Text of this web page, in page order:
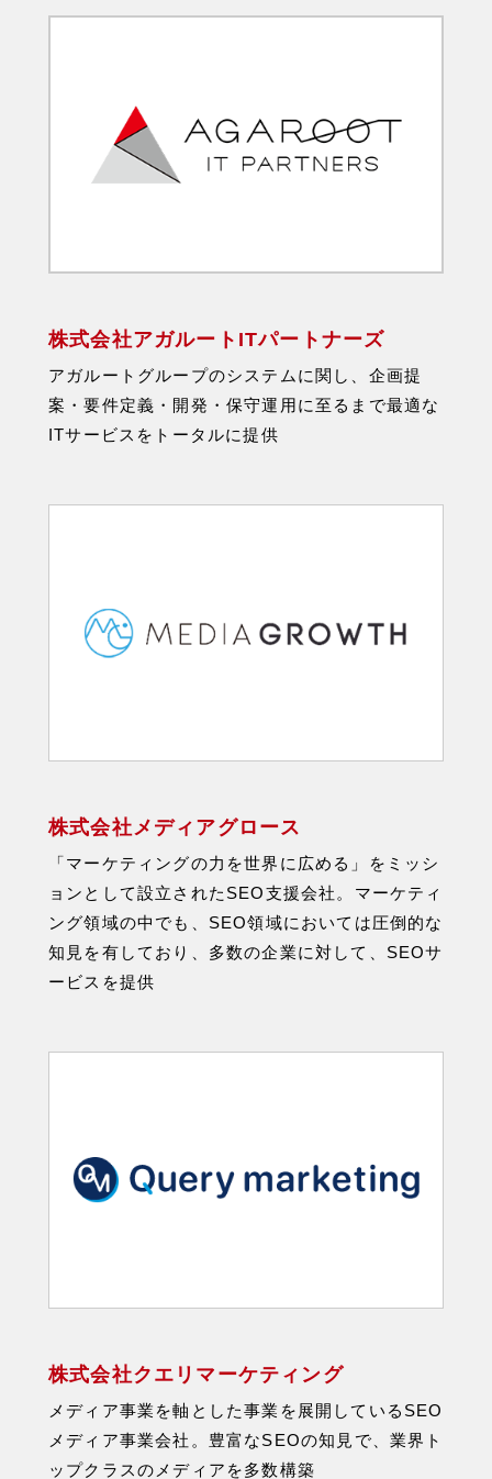
株式会社アガルートITパートナーズ
アガルートグループのシステムに関し、企画提
案・要件定義・開発・保守運用に至るまで最適な
ITサービスをトータルに提供
株式会社メディアグロース
「マーケティングの力を世界に広める」をミッシ
ョンとして設立されたSEO支援会社。マーケティ
ング領域の中でも、SEO領域においては圧倒的な
知見を有しており、多数の企業に対して、SEOサ
ービスを提供
株式会社クエリマーケティング
メディア事業を軸とした事業を展開しているSEO
メディア事業会社。豊富なSEOの知見で、業界ト
ップクラスのメディアを多数構築